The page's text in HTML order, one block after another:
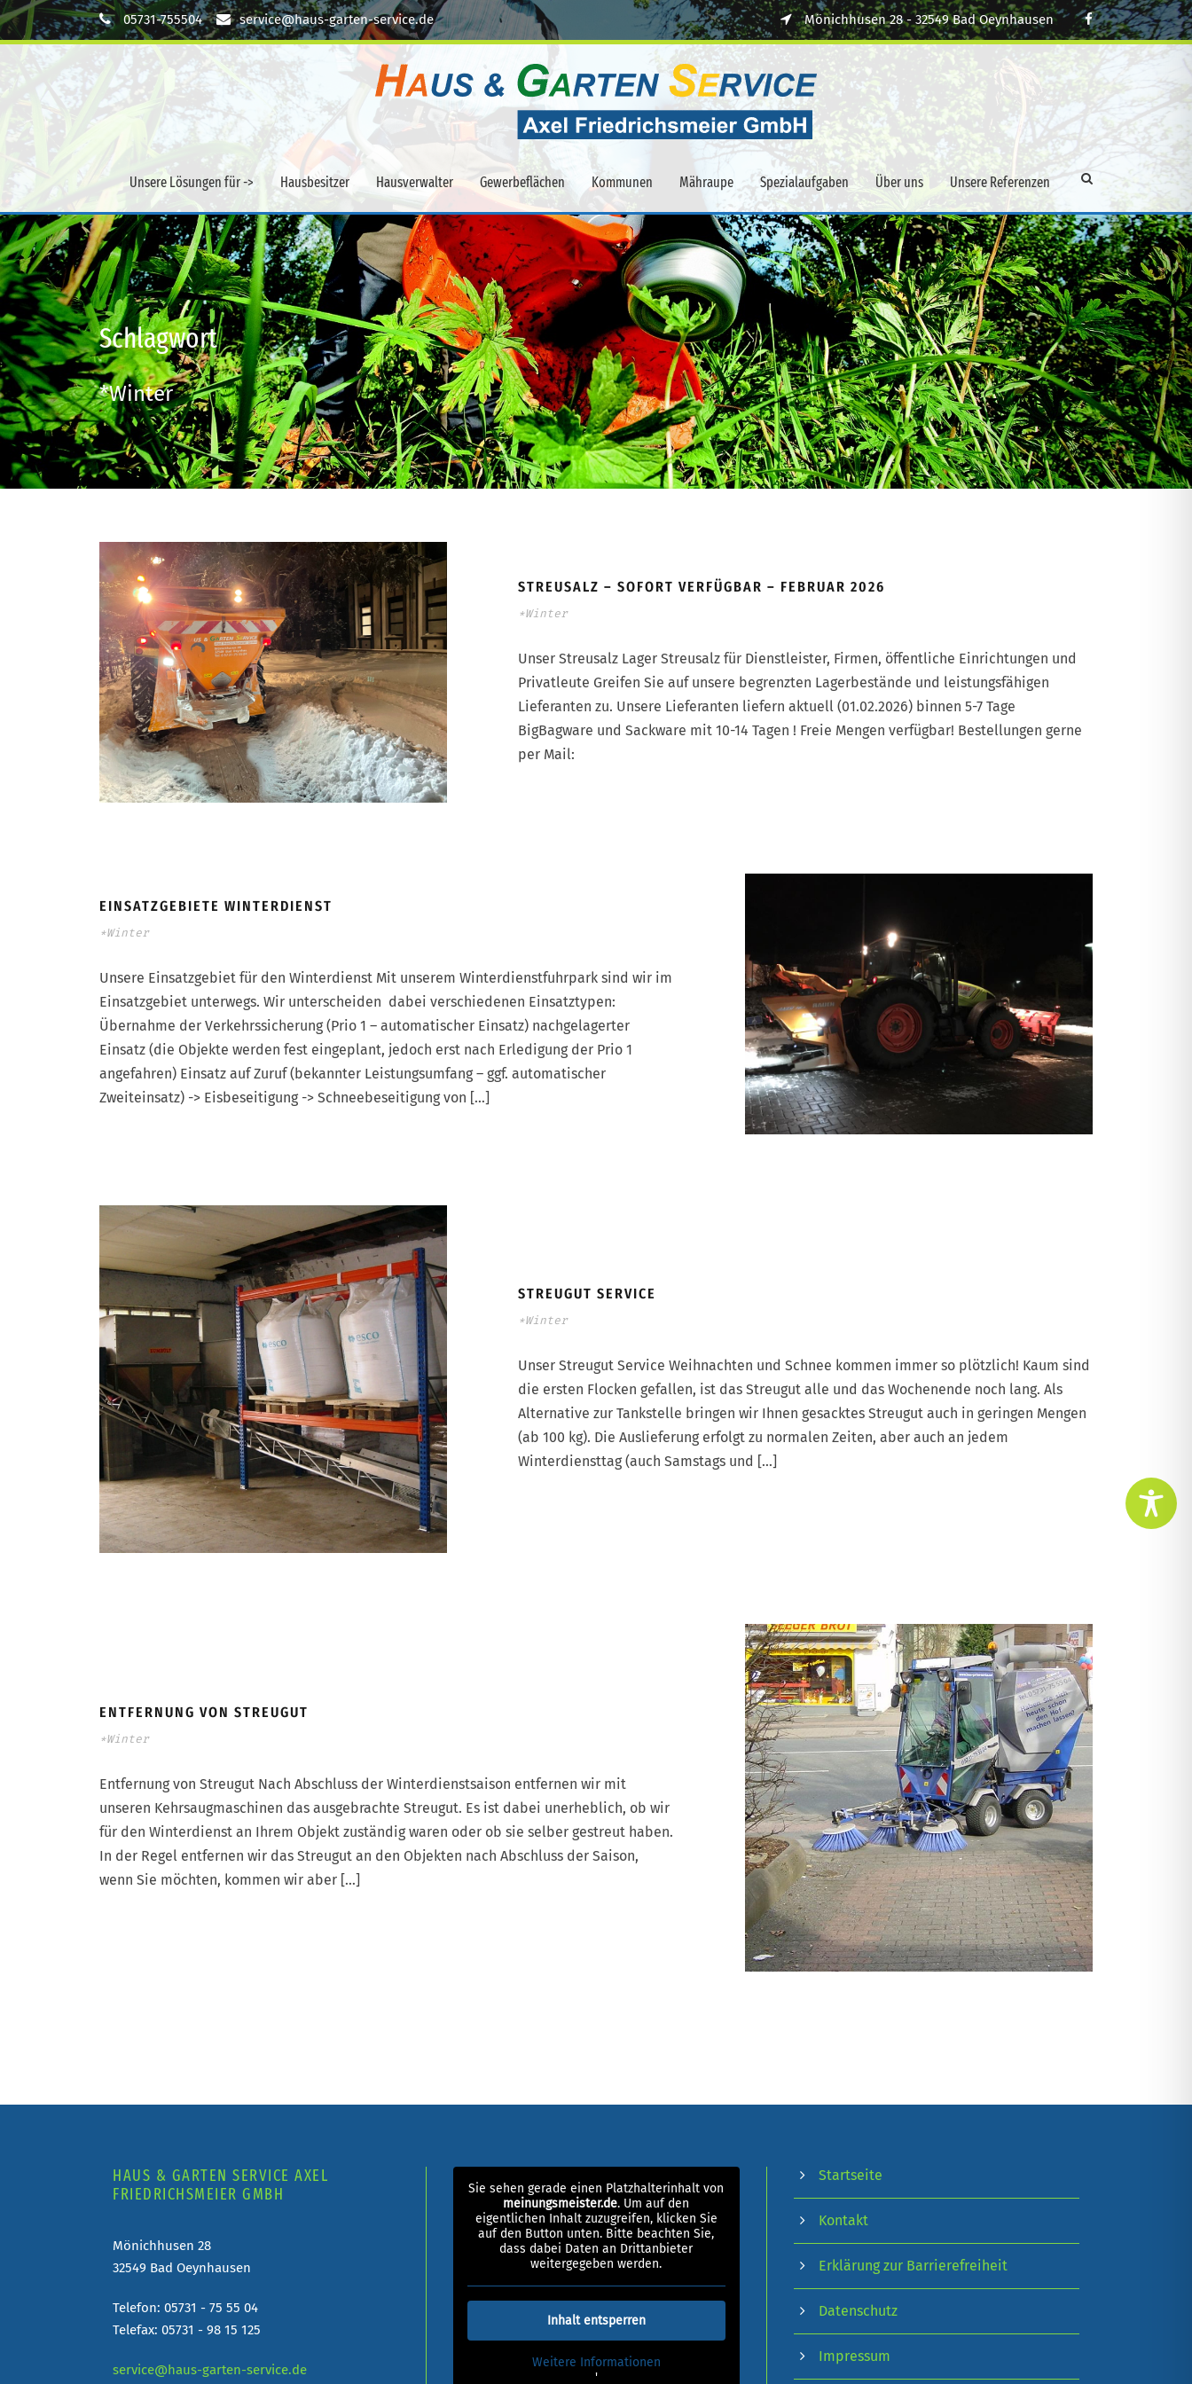
05731-755504 service@haus-garten-service.de Mönichhusen 28 - 32549 Bad Oeynhausen
Unsere Lösungen für -> Hausbesitzer Hausverwalter Gewerbeflächen Kommunen Mähraupe Spezialaufgaben Über uns Unsere Referenzen
Schlagwort
*Winter
STREUSALZ – SOFORT VERFÜGBAR – FEBRUAR 2026
*Winter
Unser Streusalz Lager Streusalz für Dienstleister, Firmen, öffentliche Einrichtungen und
Privatleute Greifen Sie auf unsere begrenzten Lagerbestände und leistungsfähigen
Lieferanten zu. Unsere Lieferanten liefern aktuell (01.02.2026) binnen 5-7 Tage
BigBagware und Sackware mit 10-14 Tagen ! Freie Mengen verfügbar! Bestellungen gerne
per Mail:
EINSATZGEBIETE WINTERDIENST
*Winter
Unsere Einsatzgebiet für den Winterdienst Mit unserem Winterdienstfuhrpark sind wir im
Einsatzgebiet unterwegs. Wir unterscheiden dabei verschiedenen Einsatztypen:
Übernahme der Verkehrssicherung (Prio 1 – automatischer Einsatz) nachgelagerter
Einsatz (die Objekte werden fest eingeplant, jedoch erst nach Erledigung der Prio 1
angefahren) Einsatz auf Zuruf (bekannter Leistungsumfang – ggf. automatischer
Zweiteinsatz) -> Eisbeseitigung -> Schneebeseitigung von […]
STREUGUT SERVICE
*Winter
Unser Streugut Service Weihnachten und Schnee kommen immer so plötzlich! Kaum sind
die ersten Flocken gefallen, ist das Streugut alle und das Wochenende noch lang. Als
Alternative zur Tankstelle bringen wir Ihnen gesacktes Streugut auch in geringen Mengen
(ab 100 kg). Die Auslieferung erfolgt zu normalen Zeiten, aber auch an jedem
Winterdiensttag (auch Samstags und […]
ENTFERNUNG VON STREUGUT
*Winter
Entfernung von Streugut Nach Abschluss der Winterdienstsaison entfernen wir mit
unseren Kehrsaugmaschinen das ausgebrachte Streugut. Es ist dabei unerheblich, ob wir
für den Winterdienst an Ihrem Objekt zuständig waren oder ob sie selber gestreut haben.
In der Regel entfernen wir das Streugut an den Objekten nach Abschluss der Saison,
wenn Sie möchten, kommen wir aber […]
HAUS & GARTEN SERVICE AXEL
FRIEDRICHSMEIER GMBH
Mönichhusen 28
32549 Bad Oeynhausen
Telefon: 05731 - 75 55 04
Telefax: 05731 - 98 15 125
service@haus-garten-service.de
Sie sehen gerade einen Platzhalterinhalt von
meinungsmeister.de. Um auf den
eigentlichen Inhalt zuzugreifen, klicken Sie
auf den Button unten. Bitte beachten Sie,
dass dabei Daten an Drittanbieter
weitergegeben werden.
Inhalt entsperren
Weitere Informationen
'
Startseite
Kontakt
Erklärung zur Barrierefreiheit
Datenschutz
Impressum